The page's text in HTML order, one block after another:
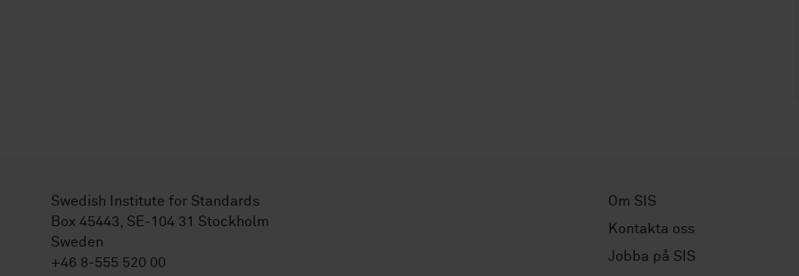
Swedish Institute for Standards
Box 45443, SE-104 31 Stockholm
Sweden
+46 8-555 520 00
Om SIS
Kontakta oss
Jobba på SIS